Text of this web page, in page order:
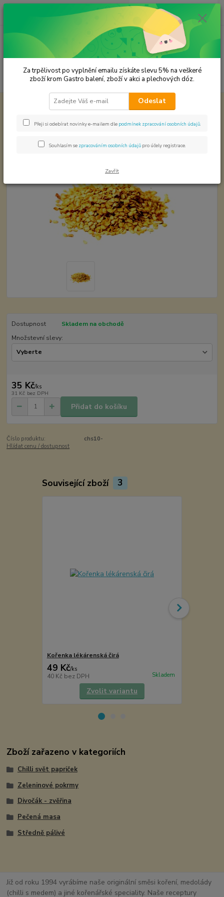
Menu
Hledat
ks
za 0,00 Kč
Chilli svět papriček Chilli semena
Chilli semena
Dostupnost
Skladem na obchodě
Množstevní slevy:
35 Kč/ks
31 Kč bez DPH
Přidat do košíku
Číslo produktu:
chs10-
Hlídat cenu / dostupnost
Související zboží 3
Kořenka lékárenská čirá
49 Kč/ks
40 Kč bez DPH Skladem
Zvolit variantu
Zboží zařazeno v kategoriích
Chilli svět papriček
Zeleninové pokrmy
Divočák - zvěřina
Pečená masa
Středně pálivé
Již od roku 1994 vyrábíme naše originální směsi koření, medolády
(chilli s medem) a jiné kořenářské speciality. Naše receptury
Za trpělivost po vyplnění emailu získáte slevu 5% na veškeré
zboží krom Gastro balení, zboží v akci a plechových dóz.
Odeslat
Přeji si odebírat novinky e-mailem dle podmínek zpracování osobních údajů
Souhlasím se zpracováním osobních údajů pro účely registrace.
Zavřít